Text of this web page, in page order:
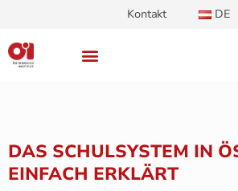
Kontakt DE
DAS SCHULSYSTEM IN
EINFACH ERKLÄRT